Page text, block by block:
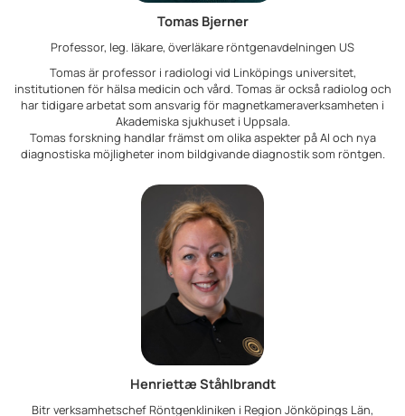
Tomas Bjerner
Professor, leg. läkare, överläkare röntgenavdelningen US
Tomas är professor i radiologi vid Linköpings universitet,
institutionen för hälsa medicin och vård. Tomas är också radiolog och
har tidigare arbetat som ansvarig för magnetkameraverksamheten i
Akademiska sjukhuset i Uppsala.
Tomas forskning handlar främst om olika aspekter på AI och nya
diagnostiska möjligheter inom bildgivande diagnostik som röntgen.
Henriettæ Ståhlbrandt
Bitr verksamhetschef Röntgenkliniken i Region Jönköpings Län,